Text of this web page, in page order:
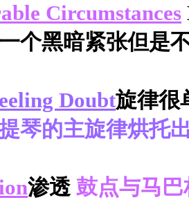
Circumstances
个黑暗紧张但是
Doubt旋律很
琴的主旋律烘托
渗透 鼓点与马